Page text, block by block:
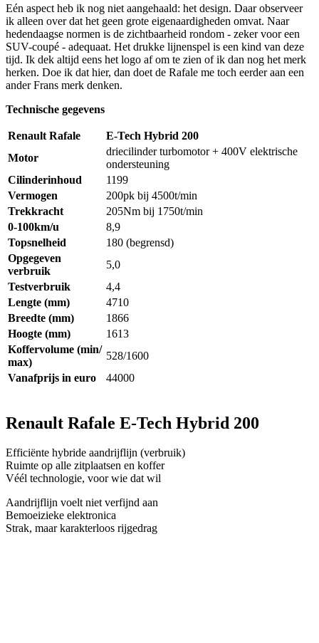
Eén aspect heb ik nog niet aangehaald: het design. Daar observeer
ik alleen over dat het geen grote eigenaardigheden omvat. Naar
hedendaagse normen is de zichtbaarheid rondom - zeker voor een
SUV-coupé - adequaat. Het drukke lijnenspel is een kind van deze
tijd. Ik dek altijd eens het logo af om te zien of ik dan nog het merk
herken. Doe ik dat hier, dan doet de Rafale me toch eerder aan een
ander Frans merk denken.
Technische gegevens
Renault Rafale
E-Tech Hybrid 200
Motor
driecilinder turbomotor + 400V elektrische
ondersteuning
Cilinderinhoud
1199
Vermogen
200pk bij 4500t/min
Trekkracht
205Nm bij 1750t/min
0-100km/u
8,9
Topsnelheid
180 (begrensd)
Opgegeven
verbruik
5,0
Testverbruik
4,4
Lengte (mm)
4710
Breedte (mm)
1866
Hoogte (mm)
1613
Koffervolume (min/
max)
528/1600
Vanafprijs in euro
44000
Renault Rafale E-Tech Hybrid 200
Efficiënte hybride aandrijflijn (verbruik)
Ruimte op alle zitplaatsen en koffer
Véél technologie, voor wie dat wil
Aandrijflijn voelt niet verfijnd aan
Bemoeizieke elektronica
Strak, maar karakterloos rijgedrag